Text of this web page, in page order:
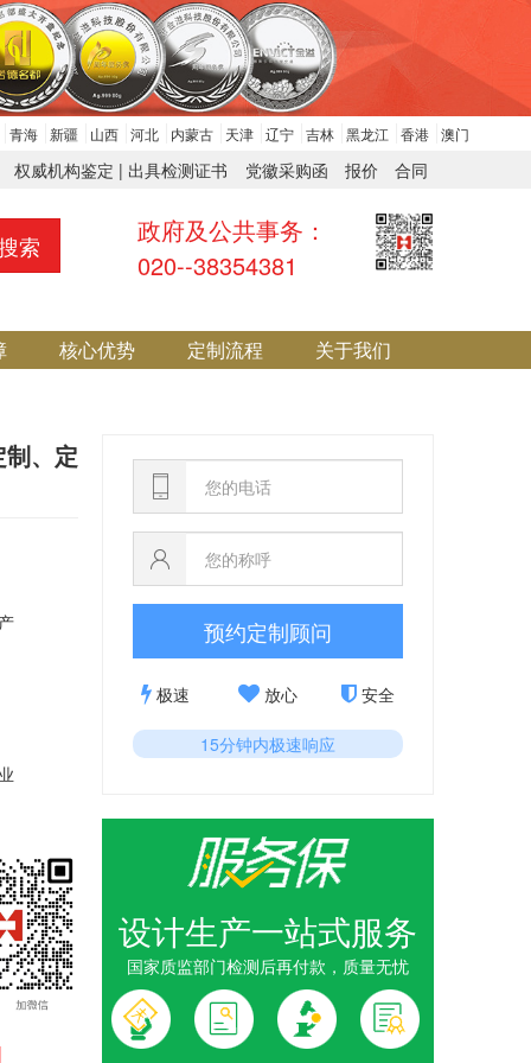
青海 新疆 山西 河北 内蒙古 天津 辽宁 吉林 黑龙江 香港 澳门
党徽采购函 报价 合同
权威机构鉴定 | 出具检测证书
索
政府及公共事务：
020--38354381
核心优势 定制流程 关于我们
、定
预约定制顾问
极速 放心 安全
15分钟内极速响应
设计生产一站式服务
国家质监部门检测后再付款，质量无忧